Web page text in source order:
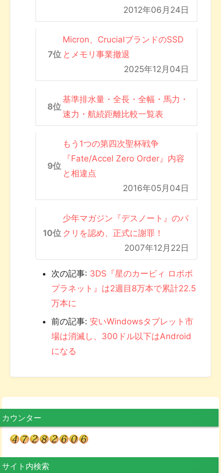
2012年06月24日
Micron、CrucialブランドのSSD
とメモリ事業撤退
2025年12月04日
基準排水量・全長・全幅・馬力・
速力・航続距離比較一覧表
もう1つの第四次聖杯戦争
『Fate/Accel Zero Order』内容
と相違点
2016年05月04日
少年マガジン『デスノート』のパ
クリを認め、正式に謝罪！
2007年12月22日
次の記事: 3DS『星のカービィ ロボボ
プラネット』は2週目8万本で累計22.5
万本に
前の記事: 安いWindowsタブレット市
場は消滅し、300ドル以下はAndroid
になる
カウンター
サイト内検索